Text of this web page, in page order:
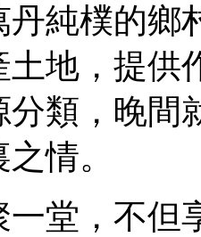
樸的鄉
土地，提供
分類，晚間
情。
，不但